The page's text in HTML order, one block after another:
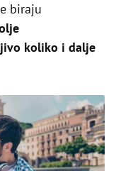
biraju
koliko i dalje